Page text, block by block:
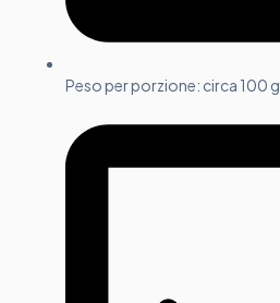
Peso per porzione: circa 100 g